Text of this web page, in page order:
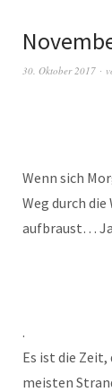
30. Oktober 2017
Wenn sich
Weg durch die
aufbraust…
– die
.
Es ist die Zeit,
meisten